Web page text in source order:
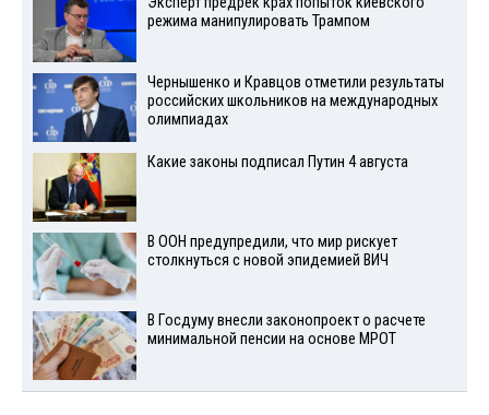
режима манипулировать Трампом
Чернышенко и Кравцов отметили результаты
российских школьников на международных
олимпиадах
Какие законы подписал Путин 4 августа
В ООН предупредили, что мир рискует
столкнуться с новой эпидемией ВИЧ
В Госдуму внесли законопроект о расчете
минимальной пенсии на основе МРОТ